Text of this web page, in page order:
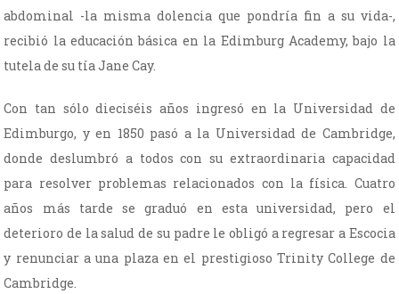
abdominal -la misma dolencia que pondría fin a su vida-,
recibió la educación básica en la Edimburg Academy, bajo la
tutela de su tía Jane Cay.
Con tan sólo dieciséis años ingresó en la Universidad de
Edimburgo, y en 1850 pasó a la Universidad de Cambridge,
donde deslumbró a todos con su extraordinaria capacidad
para resolver problemas relacionados con la física. Cuatro
años más tarde se graduó en esta universidad, pero el
deterioro de la salud de su padre le obligó a regresar a Escocia
y renunciar a una plaza en el prestigioso Trinity College de
Cambridge.